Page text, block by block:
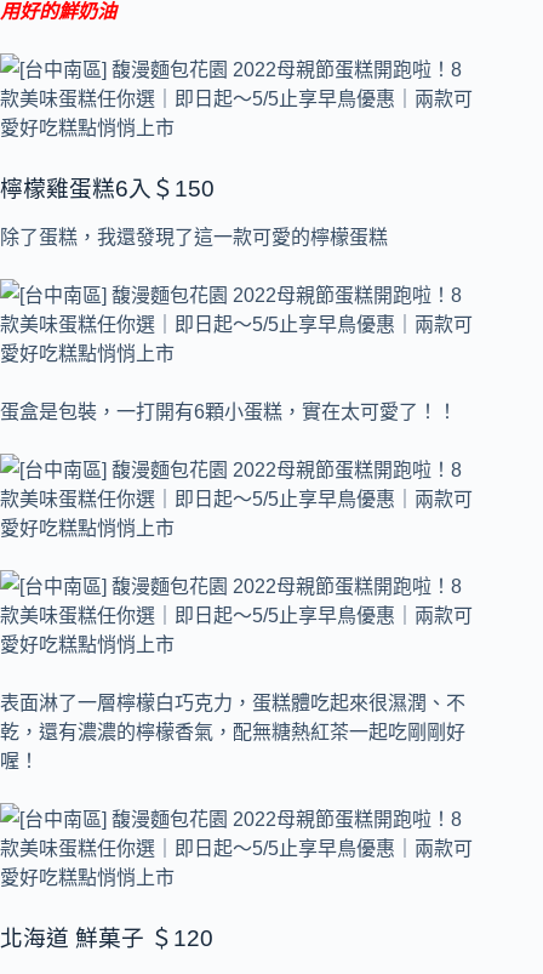
用好的鮮奶油
檸檬雞蛋糕6入＄150
除了蛋糕，我還發現了這一款可愛的檸檬蛋糕
蛋盒是包裝，一打開有6顆小蛋糕，實在太可愛了！！
表面淋了一層檸檬白巧克力，蛋糕體吃起來很濕潤、不
乾，還有濃濃的檸檬香氣，配無糖熱紅茶一起吃剛剛好
喔！
北海道 鮮菓子 ＄120